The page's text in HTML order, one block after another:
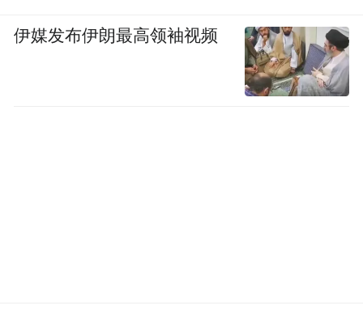
伊媒发布伊朗最高领袖视频